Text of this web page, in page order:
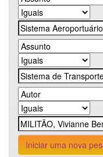
Iniciar uma nova